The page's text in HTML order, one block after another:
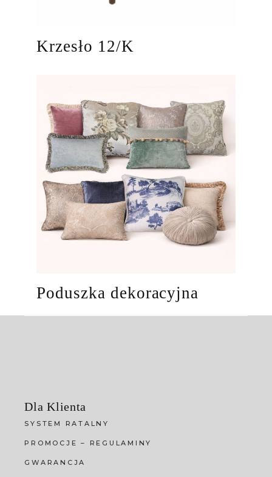
Krzesło 12/K
Poduszka dekoracyjna
Dla Klienta
SYSTEM RATALNY
PROMOCJE – REGULAMINY
GWARANCJA